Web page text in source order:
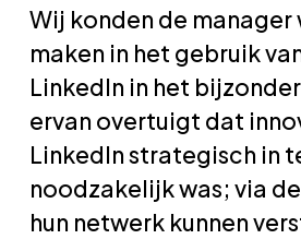
Wij konden de manager
maken in het gebruik
LinkedIn in het
ervan overtuigt dat
LinkedIn strategisch in
noodzakelijk was; via
hun netwerk kunnen